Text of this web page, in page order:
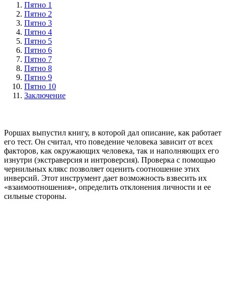
Пятно 1
Пятно 2
Пятно 3
Пятно 4
Пятно 5
Пятно 6
Пятно 7
Пятно 8
Пятно 9
Пятно 10
Заключение
Роршах выпустил книгу, в которой дал описание, как работает
его тест. Он считал, что поведение человека зависит от всех
факторов, как окружающих человека, так и наполняющих его
изнутри (экстраверсия и интроверсия). Проверка с помощью
чернильных клякс позволяет оценить соотношение этих
инверсий. Этот инструмент дает возможность взвесить их
«взаимоотношения», определить отклонения личности и ее
сильные стороны.